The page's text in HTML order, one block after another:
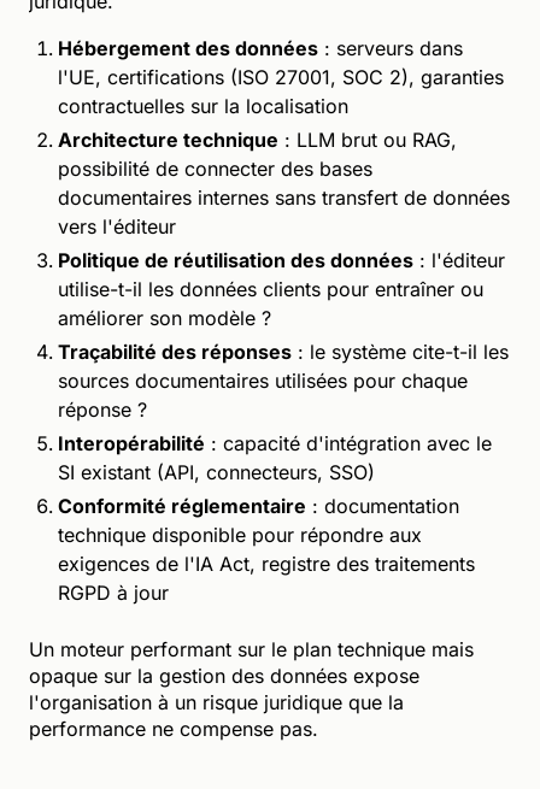
Hébergement des données : serveurs dans
l'UE, certifications (ISO 27001, SOC 2), garanties
contractuelles sur la localisation
Architecture technique : LLM brut ou RAG,
possibilité de connecter des bases
documentaires internes sans transfert de données
vers l'éditeur
Politique de réutilisation des données : l'éditeur
utilise-t-il les données clients pour entraîner ou
améliorer son modèle ?
Traçabilité des réponses : le système cite-t-il les
sources documentaires utilisées pour chaque
réponse ?
Interopérabilité : capacité d'intégration avec le
SI existant (API, connecteurs, SSO)
Conformité réglementaire : documentation
technique disponible pour répondre aux
exigences de l'IA Act, registre des traitements
RGPD à jour
Un moteur performant sur le plan technique mais
opaque sur la gestion des données expose
l'organisation à un risque juridique que la
performance ne compense pas.